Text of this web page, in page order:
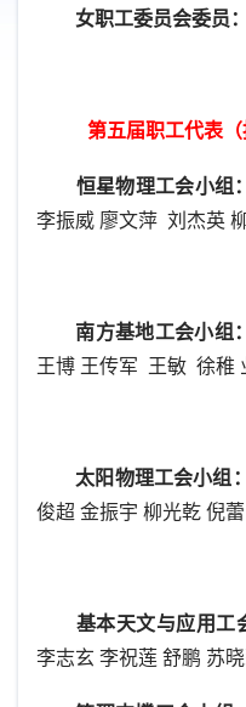
女职工委员会委员：
第五届职工代表（
恒星物理工会小组：
李振威 廖文萍 刘杰英
朱俐
南方基地工会小组：
王博 王传军 王敏 徐稚
张雪
太阳物理工会小组：
俊超 金振宇 柳光乾 倪
闫晓理
基本天文与应用工
李志玄 李祝莲 舒鹏 苏